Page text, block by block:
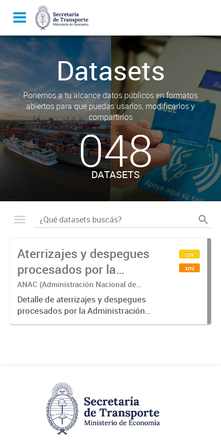
Datasets
Ponemos a tu alcance datos públicos en formatos
abiertos para que puedas usarlos, modificarlos y
compartirlos
048
DATASETS
Aterrizajes y despegues
procesados por la
Administración Nacional
de Aviación Civil (ANAC)
ANAC (Administración Nacional de
Aviación Civil)
Detalle de aterrizajes y despegues
procesados por la Administración
Nacional de Aviación Civil.-
csv
xml